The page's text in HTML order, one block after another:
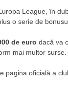
League, în
o serie de
de euro dacă va
mai multor surse.
oficială a